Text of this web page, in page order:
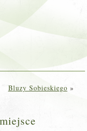
Bluzy Sobieskiego »